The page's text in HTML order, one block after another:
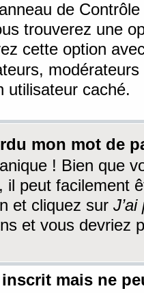
de
trouverez une
cette option
utilisateur caché.
mon mot de
! Bien que
il peut facilement
et cliquez sur
et vous devriez
mais ne